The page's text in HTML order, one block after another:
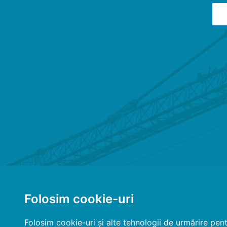
Folosim cookie-uri
Folosim cookie-uri și alte tehnologii de urmărire